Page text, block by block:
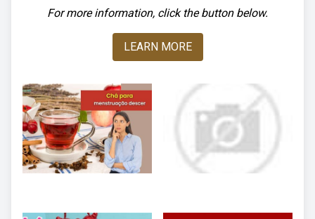
For more information, click the button below.
LEARN MORE